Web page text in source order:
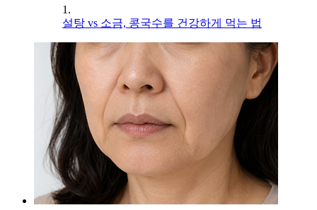
1.
설탕 vs 소금, 콩국수를 건강하게 먹는 법